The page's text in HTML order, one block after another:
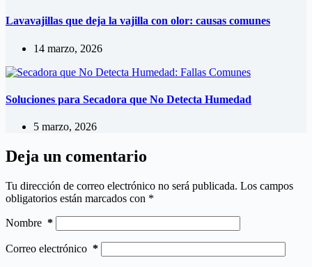
Lavavajillas que deja la vajilla con olor: causas comunes
14 marzo, 2026
Soluciones para Secadora que No Detecta Humedad
5 marzo, 2026
Deja un comentario
Tu dirección de correo electrónico no será publicada. Los campos
obligatorios están marcados con *
Nombre *
Correo electrónico *